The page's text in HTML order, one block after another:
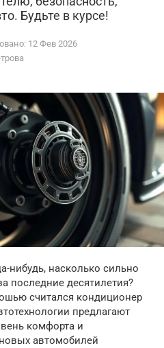
Будьте в курсе!
12 Фев 2026
нибудь, насколько сильно
последние десятилетия?
считался кондиционер
предлагают
комфорта и
автомобилей